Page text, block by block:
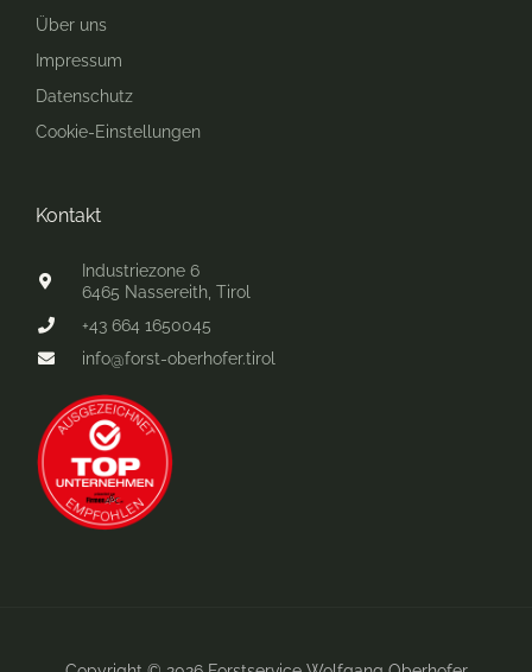
Kontakt
Industriezone 6
6465 Nassereith, Tirol
+43 664 1650045
info@forst-oberhofer.tirol
Über uns
Impressum
Datenschutz
Cookie-Einstellungen